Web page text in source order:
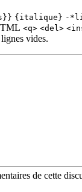
{italique} -
<q> <del>
vides.
de cette